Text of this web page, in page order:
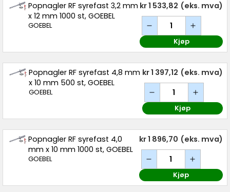
Popnagler RF syrefast 3,2 mm
x 12 mm 1000 st, GOEBEL
GOEBEL
kr 1 533,82 (eks. mva)
Kjøp
Popnagler RF syrefast 4,8 mm
x 10 mm 500 st, GOEBEL
GOEBEL
kr 1 397,12 (eks. mva)
Kjøp
Popnagler RF syrefast 4,0
mm x 10 mm 1000 st, GOEBEL
GOEBEL
kr 1 896,70 (eks. mva)
Kjøp